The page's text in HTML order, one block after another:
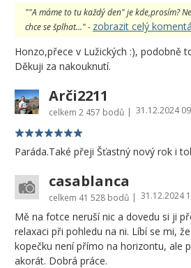
""A máme to tu každý den" je kde,prosím?
chce se šplhat..." - zobrazit celý
Honzo,přece v Lužických :), podobně
Děkuji za nakouknutí.
Arči2211
celkem 2 457 bodů | 31.12.2024
Paráda.Také přeji Šťastný nový rok i
casablanca
celkem 41 528 bodů | 31.12.2024
Mě na fotce neruší nic a dovedu si ji
relaxaci při pohledu na ni. Líbí se mi,
kopečku není přímo na horizontu, ale
akorát. Dobrá práce.